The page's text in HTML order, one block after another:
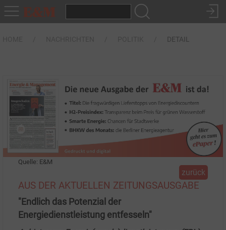
DETAIL
Quelle: E&M
zurück
AUS DER AKTUELLEN ZEITUNGSAUSGABE
"Endlich das Potenzial der
Energiedienstleistung entfesseln"